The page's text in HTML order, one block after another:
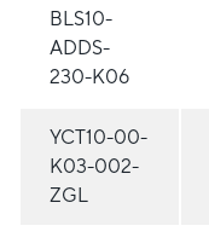
BLS10-
ADDS-
230-K06
YCT10-00-
K03-002-
ZGL